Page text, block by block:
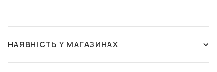
НАЯВНІСТЬ У МАГАЗИНАХ